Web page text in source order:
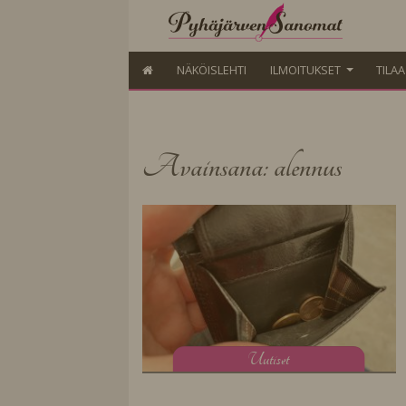
NÄKÖISLEHTI ILMOITUKSET
Avainsana: alennus
Uutiset